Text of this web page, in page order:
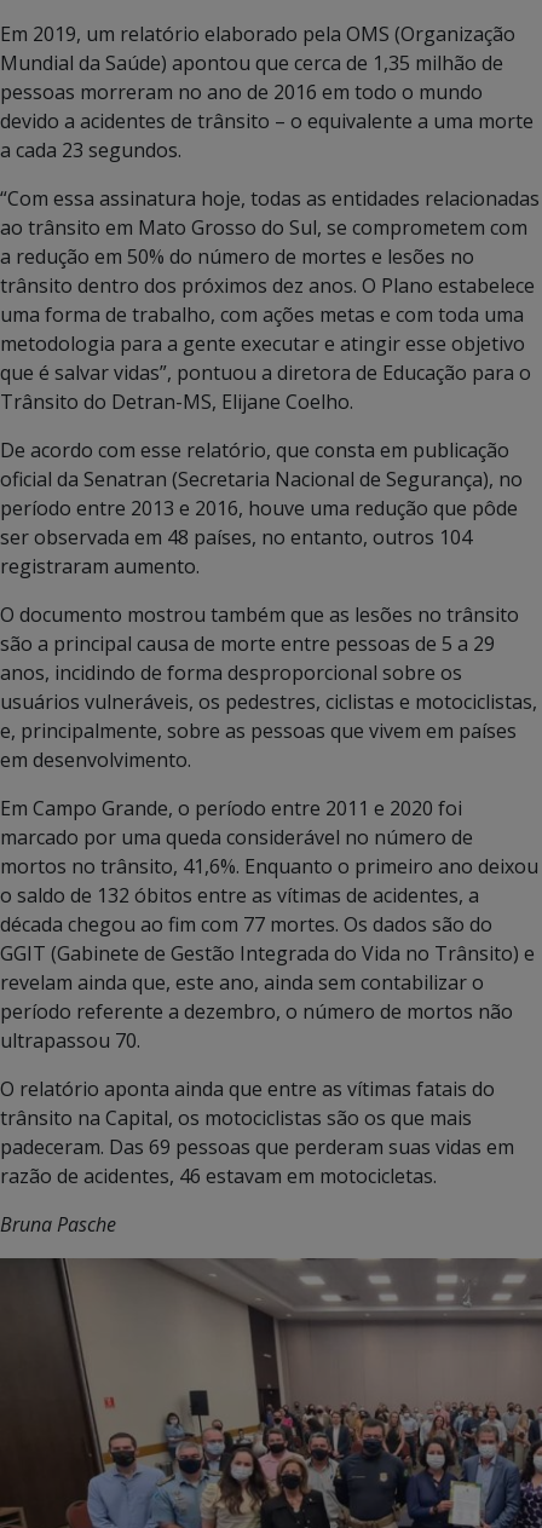
Em 2019, um relatório elaborado pela OMS (Organização
Mundial da Saúde) apontou que cerca de 1,35 milhão de
pessoas morreram no ano de 2016 em todo o mundo
devido a acidentes de trânsito – o equivalente a uma morte
a cada 23 segundos.
“Com essa assinatura hoje, todas as entidades relacionadas
ao trânsito em Mato Grosso do Sul, se comprometem com
a redução em 50% do número de mortes e lesões no
trânsito dentro dos próximos dez anos. O Plano estabelece
uma forma de trabalho, com ações metas e com toda uma
metodologia para a gente executar e atingir esse objetivo
que é salvar vidas”, pontuou a diretora de Educação para o
Trânsito do Detran-MS, Elijane Coelho.
De acordo com esse relatório, que consta em publicação
oficial da Senatran (Secretaria Nacional de Segurança), no
período entre 2013 e 2016, houve uma redução que pôde
ser observada em 48 países, no entanto, outros 104
registraram aumento.
O documento mostrou também que as lesões no trânsito
são a principal causa de morte entre pessoas de 5 a 29
anos, incidindo de forma desproporcional sobre os
usuários vulneráveis, os pedestres, ciclistas e motociclistas,
e, principalmente, sobre as pessoas que vivem em países
em desenvolvimento.
Em Campo Grande, o período entre 2011 e 2020 foi
marcado por uma queda considerável no número de
mortos no trânsito, 41,6%. Enquanto o primeiro ano deixou
o saldo de 132 óbitos entre as vítimas de acidentes, a
década chegou ao fim com 77 mortes. Os dados são do
GGIT (Gabinete de Gestão Integrada do Vida no Trânsito) e
revelam ainda que, este ano, ainda sem contabilizar o
período referente a dezembro, o número de mortos não
ultrapassou 70.
O relatório aponta ainda que entre as vítimas fatais do
trânsito na Capital, os motociclistas são os que mais
padeceram. Das 69 pessoas que perderam suas vidas em
razão de acidentes, 46 estavam em motocicletas.
Bruna Pasche